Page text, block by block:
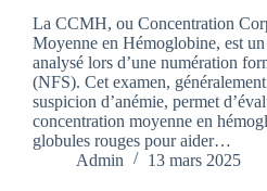
La CCMH, ou Concentration
Moyenne en Hémoglobine, est
analysé lors d’une numération
(NFS). Cet examen,
suspicion d’anémie, permet
concentration moyenne en
globules rouges pour aider…
Admin
13 mars 2025